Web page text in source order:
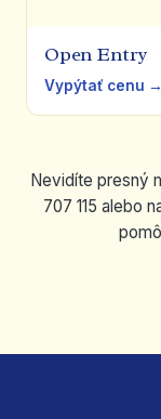
Open Entry
Vypýtať cenu →
Nevidíte presný
707 115 alebo